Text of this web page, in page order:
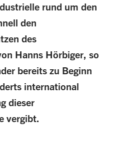
rund um den
den
des
Hanns Hörbiger, so
bereits zu Beginn
international
dieser
vergibt.